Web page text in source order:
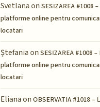
Svetlanaon SESIZAREA #1008
platforme online pentru
locatari
Ștefaniaon SESIZAREA #1008
platforme online pentru
locatari
Elianaon OBSERVATIA #1018 –